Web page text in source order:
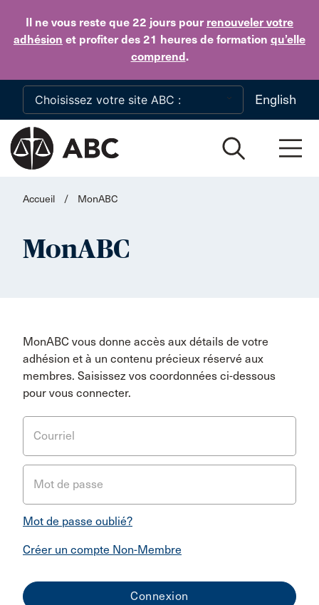
Il ne vous reste que 22 jours pour renouveler votre
adhésion et profiter des 21 heures de formation qu’elle
comprend.
Skip to main content
English
Accueil / MonABC
MonABC
MonABC vous donne accès aux détails de votre
adhésion et à un contenu précieux réservé aux
membres. Saisissez vos coordonnées ci-dessous
pour vous connecter.
Courriel
Mot de passe
Mot de passe oublié?
Créer un compte Non-Membre